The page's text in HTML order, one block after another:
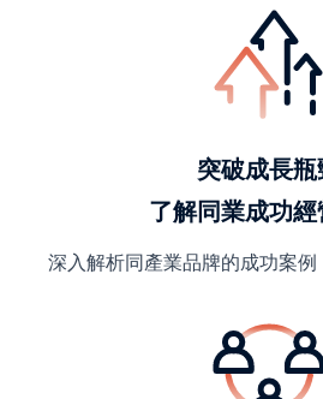
突破成長瓶
了解同業成功
深入解析同產業品牌的成功案